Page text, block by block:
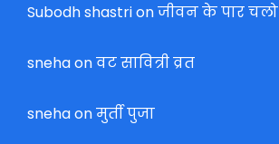
Subodh shastrionजीवन के पार चलो
snehaonवट सावित्री व्रत
snehaonमुर्ती पुजा